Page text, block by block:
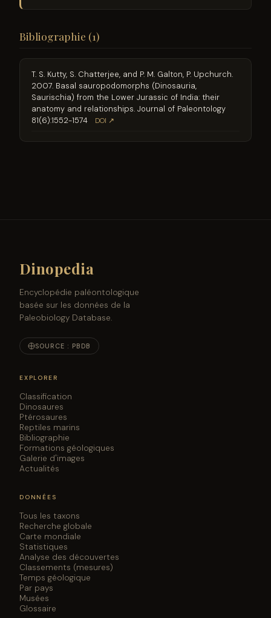
Bibliographie (1)
T. S. Kutty, S. Chatterjee, and P. M. Galton, P. Upchurch.
2007. Basal sauropodomorphs (Dinosauria,
Saurischia) from the Lower Jurassic of India: their
anatomy and relationships. Journal of Paleontology
81(6):1552-1574
DOI ↗
Dinopedia
Encyclopédie paléontologique
basée sur les données de la
Paleobiology Database.
SOURCE : PBDB
EXPLORER
Classification
Dinosaures
Ptérosaures
Reptiles marins
Bibliographie
Formations géologiques
Galerie d'images
Actualités
DONNÉES
Tous les taxons
Recherche globale
Carte mondiale
Statistiques
Analyse des découvertes
Classements (mesures)
Temps géologique
Par pays
Musées
Glossaire